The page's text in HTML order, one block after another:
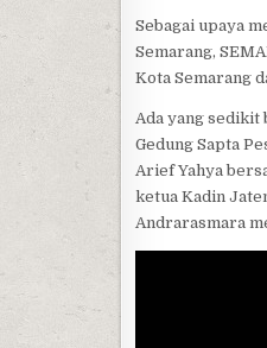
Sebagai upaya
Semarang,
Kota Semarang
Ada yang sedikit
Gedung Sapta
Arief Yahya
ketua Kadin
Andrarasmara